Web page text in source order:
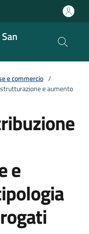
e commercio /
e aumento
e